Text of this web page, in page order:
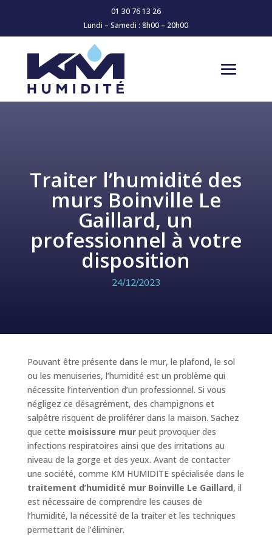
01 30 76 13 26
Lundi – Samedi : 8h00 – 20h00
Traiter l’humidité des
murs Boinville Le
Gaillard, un
professionnel à votre
disposition
24/12/2023
Pouvant être présente dans le mur, le plafond, le sol
ou les menuiseries, l’humidité est un problème qui
nécessite l’intervention d’un professionnel. Si vous
négligez ce désagrément, des champignons et
salpêtre risquent de proliférer dans la maison. Sachez
que cette moisissure murpeut provoquer des
infections respiratoires ainsi que des irritations au
niveau de la gorge et des yeux. Avant de contacter
une société, comme KM HUMIDITE spécialisée dans le
traitement d’humidité mur Boinville Le Gaillard, il
est nécessaire de comprendre les causes de
l’humidité, la nécessité de la traiter et les techniques
permettant de l’éliminer.